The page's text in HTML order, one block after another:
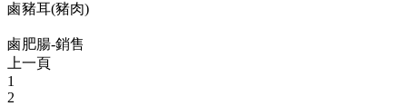
鹵豬耳(豬肉)
鹵肥腸-銷售
上一頁
1
2